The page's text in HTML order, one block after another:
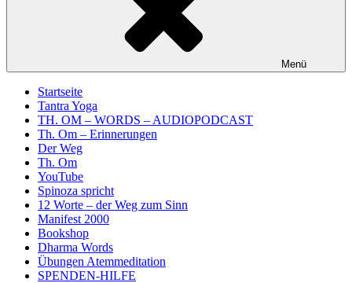
Menü
Startseite
Tantra Yoga
TH. OM – WORDS – AUDIOPODCAST
Th. Om – Erinnerungen
Der Weg
Th. Om
YouTube
Spinoza spricht
12 Worte – der Weg zum Sinn
Manifest 2000
Bookshop
Dharma Words
Übungen Atemmeditation
SPENDEN-HILFE